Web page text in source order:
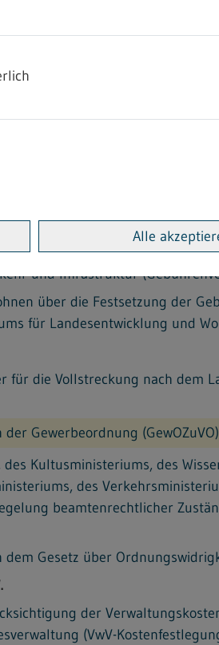
für öffentliche
Sozialministerium - GebVO SM)
der Vollstreckung nach
Gebührensätze für öffentliche
der Gebührensätze für
Wirtschaftsministerium –
die Festsetzung der
und Infrastruktur
über die Festsetzung der
für Landesentwicklung und
die Vollstreckung nach dem
Gewerbeordnung (GewOZuVO)
Kultusministeriums, des
des
beamtenrechtlicher
Gesetz über
der
(VwV-
Alle